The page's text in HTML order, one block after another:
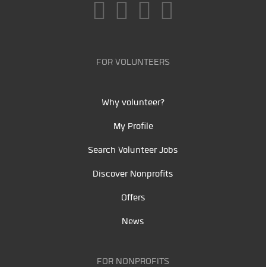
FOR VOLUNTEERS
Why volunteer?
My Profile
Search Volunteer Jobs
Discover Nonprofits
Offers
News
FOR NONPROFITS